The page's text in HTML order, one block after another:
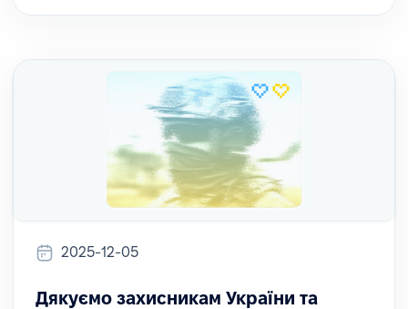
2025-12-05
Дякуємо захисникам України та